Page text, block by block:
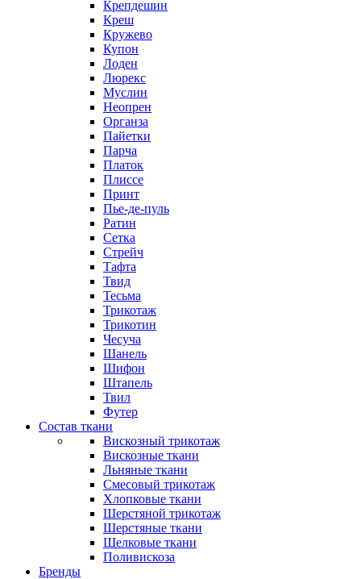
Крепдешин
Креш
Кружево
Купон
Лоден
Люрекс
Муслин
Неопрен
Органза
Пайетки
Парча
Платок
Плиссе
Принт
Пье-де-пуль
Ратин
Сетка
Стрейч
Тафта
Твид
Тесьма
Трикотаж
Трикотин
Чесуча
Шанель
Шифон
Штапель
Твил
Футер
Состав ткани
Вискозный трикотаж
Вискозные ткани
Льняные ткани
Смесовый трикотаж
Хлопковые ткани
Шерстяной трикотаж
Шерстяные ткани
Шелковые ткани
Поливискоза
Бренды